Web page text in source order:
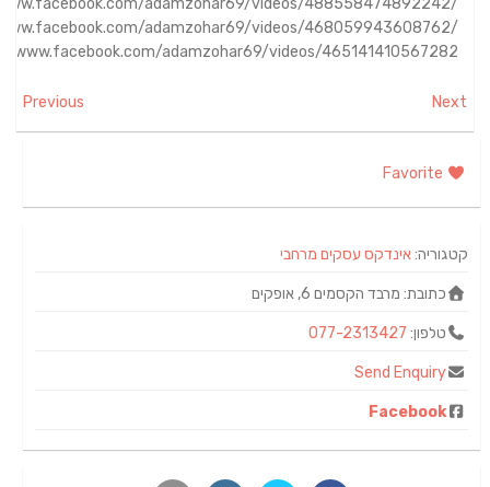
adamzohar69/videos/488558474892242/
adamzohar69/videos/468059943608762/
www.facebook.com/adamzohar69/videos/465141410567282/
Previous Next
קטגוריה:אינדקס עסקים מרחבי
כתובת: מרבד הקסמים 6, אופקים
טלפון: 077-2313427
Send Enquiry
Facebook